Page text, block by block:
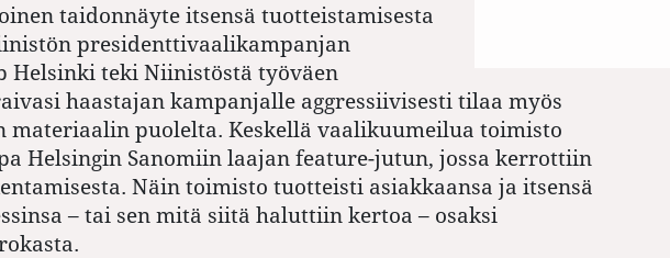
taidonnäyte itsensä tuotteistamisesta
presidenttivaalikampanjan
Helsinki teki Niinistöstä työväen
haastajan kampanjalle aggressiivisesti tilaa myös
materiaalin puolelta. Keskellä vaalikuumeilua toimisto
Helsingin Sanomiin laajan feature-jutun, jossa kerrottiin
Näin toimisto tuotteisti asiakkaansa ja itsensä
– tai sen mitä siitä haluttiin kertoa – osaksi